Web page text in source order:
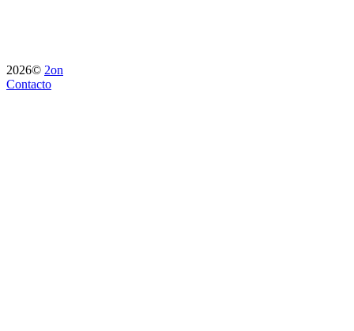
2026© 2on
Contacto